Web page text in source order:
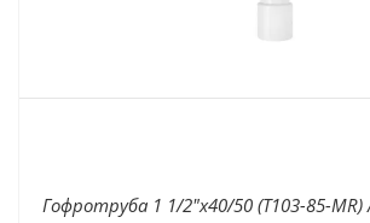
Гофротруба 1 1/2"х40/50 (T103-85-MR)